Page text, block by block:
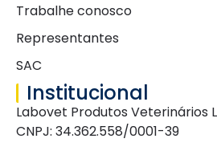
Trabalhe conosco
Representantes
SAC
Institucional
Labovet Produtos Veterinários
CNPJ: 34.362.558/0001-39